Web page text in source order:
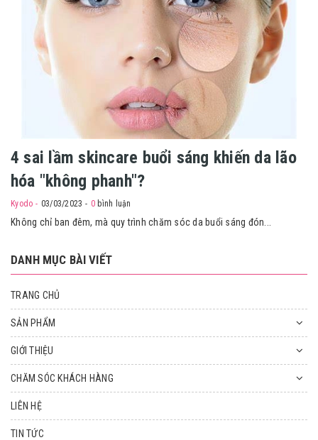
4 sai lầm skincare buổi sáng khiến da lão
hóa "không phanh"?
Kyodo 03/03/2023 0 bình luận
Không chỉ ban đêm, mà quy trình chăm sóc da buổi sáng đón...
DANH MỤC BÀI VIẾT
TRANG CHỦ
SẢN PHẨM
GIỚI THIỆU
CHĂM SÓC KHÁCH HÀNG
LIÊN HỆ
TIN TỨC